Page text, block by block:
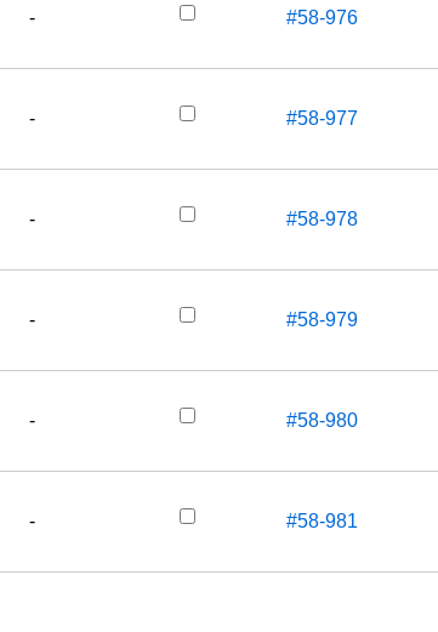
- #58-976
- #58-977
- #58-978
- #58-979
- #58-980
- #58-981